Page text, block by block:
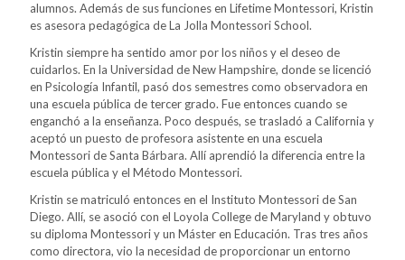
alumnos. Además de sus funciones en Lifetime Montessori, Kristin
es asesora pedagógica de La Jolla Montessori School.
Kristin siempre ha sentido amor por los niños y el deseo de
cuidarlos. En la Universidad de New Hampshire, donde se licenció
en Psicología Infantil, pasó dos semestres como observadora en
una escuela pública de tercer grado. Fue entonces cuando se
enganchó a la enseñanza. Poco después, se trasladó a California y
aceptó un puesto de profesora asistente en una escuela
Montessori de Santa Bárbara. Allí aprendió la diferencia entre la
escuela pública y el Método Montessori.
Kristin se matriculó entonces en el Instituto Montessori de San
Diego. Allí, se asoció con el Loyola College de Maryland y obtuvo
su diploma Montessori y un Máster en Educación. Tras tres años
como directora, vio la necesidad de proporcionar un entorno